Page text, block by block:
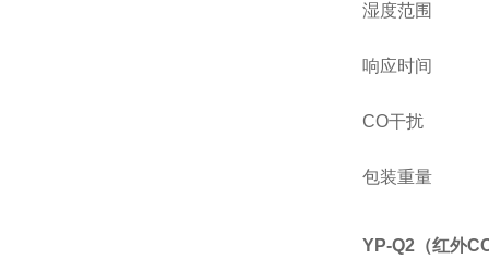
湿度范围
响应时间
CO干扰
包装重量
YP-Q2（红外